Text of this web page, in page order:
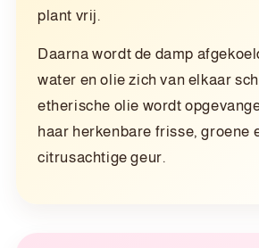
plant vrij.
Daarna wordt de damp
water en olie zich van elkaar
etherische olie wordt
haar herkenbare frisse, groene
citrusachtige geur.